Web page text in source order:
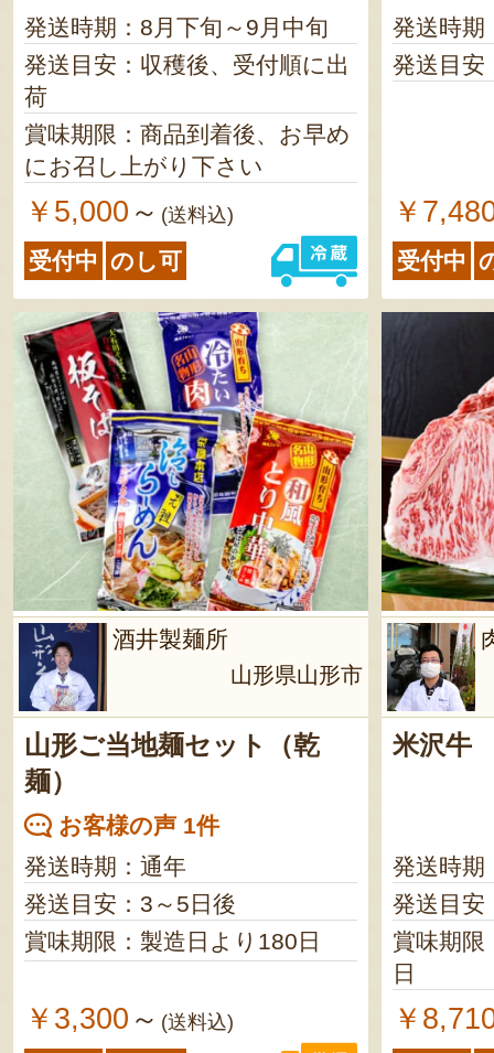
発送時期：8月下旬～9月中旬
発送目安：収穫後、受付順に出
荷
賞味期限：商品到着後、お早め
にお召し上がり下さい
￥5,000 ～ (送料込)
受付中 のし可
発送時期
発送目安
￥
受付中
酒井製麺所
山形県山形市
山形ご当地麺セット（乾
麺）
お客様の声 1件
発送時期：通年
発送目安：3～5日後
賞味期限：製造日より180日
￥3,300 ～ (送料込)
米沢牛
発送時期
発送目安
賞味期限
日
￥